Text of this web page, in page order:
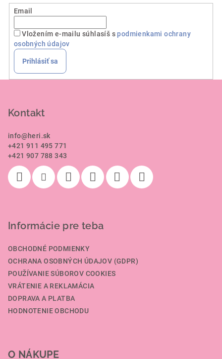
Email
Vložením e-mailu súhlasíš spodmienkami ochrany
osobných údajov
Prihlásiť sa
Kontakt
info@heri.sk
+421 911 495 771
+421 907 788 343
Informácie pre teba
OBCHODNÉ PODMIENKY
OCHRANA OSOBNÝCH ÚDAJOV (GDPR)
POUŽÍVANIE SÚBOROV COOKIES
VRÁTENIE A REKLAMÁCIA
DOPRAVA A PLATBA
HODNOTENIE OBCHODU
O NÁKUPE